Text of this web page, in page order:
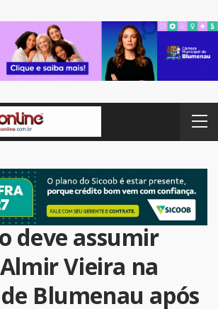
deve assumir
Vieira na
Blumenau após